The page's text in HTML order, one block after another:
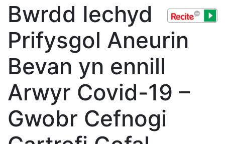
Bwrdd Iechyd
Prifysgol Aneurin
Bevan yn ennill
Arwyr Covid-19 –
Gwobr Cefnogi